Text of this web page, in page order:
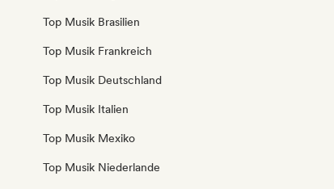
Top Musik Brasilien
Top Musik Frankreich
Top Musik Deutschland
Top Musik Italien
Top Musik Mexiko
Top Musik Niederlande